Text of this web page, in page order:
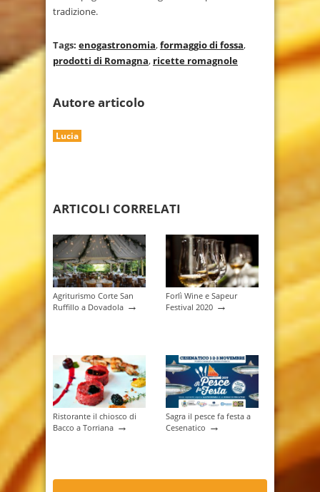
tradizione.
Tags: enogastronomia,formaggio di fossa,
prodotti di Romagna, ricette romagnole
Autore articolo
Lucia
ARTICOLI CORRELATI
Agriturismo Corte San
Ruffillo a Dovadola →
Forlì Wine e Sapeur
Festival 2020 →
Ristorante il chiosco di
Bacco a Torriana →
Sagra il pesce fa festa a
Cesenatico →